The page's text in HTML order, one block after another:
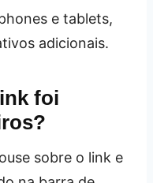
e tablets,
adicionais.
foi
sobre o link e